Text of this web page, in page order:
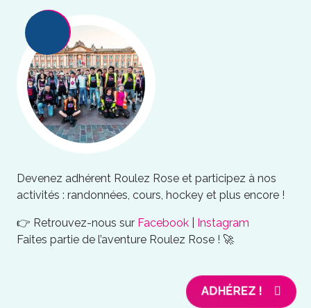
Devenez adhérent Roulez Rose et participez à nos
activités : randonnées, cours, hockey et plus encore !
👉 Retrouvez-nous sur Facebook
Instagram
Faites partie de l’aventure Roulez Rose ! 🚀
ADHÉREZ !